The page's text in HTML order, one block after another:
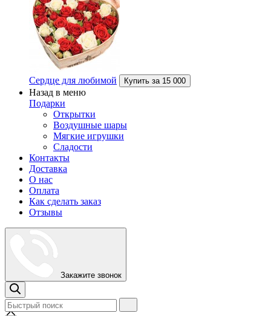
Сердце для любимой Купить за 15 000
Назад в меню
Подарки
Открытки
Воздушные шары
Мягкие игрушки
Сладости
Контакты
Доставка
О нас
Оплата
Как сделать заказ
Отзывы
Закажите звонок